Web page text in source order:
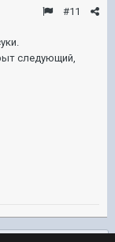
#11
следующий,